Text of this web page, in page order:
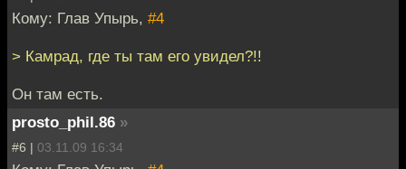
Кому: Глав Упырь, #4
> Камрад, где ты там его увидел?!!
Он там есть.
prosto_phil.86 »
#6 | 03.11.09 16:34